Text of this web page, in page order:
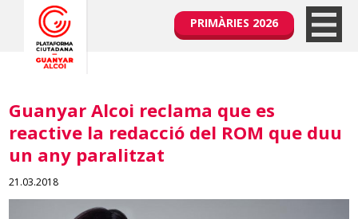
PRIMÀRIES 2026
Guanyar Alcoi reclama que es
reactive la redacció del ROM que duu
un any paralitzat
21.03.2018